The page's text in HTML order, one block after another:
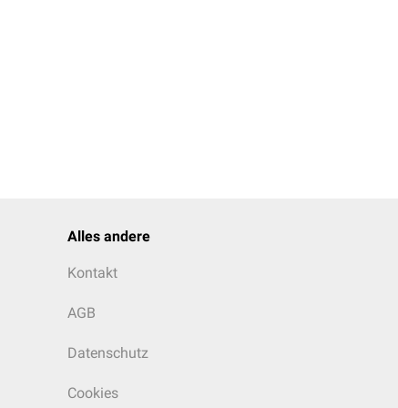
Alles andere
Kontakt
AGB
Datenschutz
Cookies